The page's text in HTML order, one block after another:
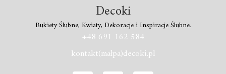
Decoki
Bukiety Ślubne, Kwiaty, Dekoracje i Inspiracje Ślubne.
+48 691 162 584
kontakt(małpa)decoki.pl